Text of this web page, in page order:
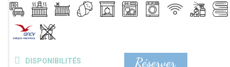
Réserver
DISPONIBILITÉS